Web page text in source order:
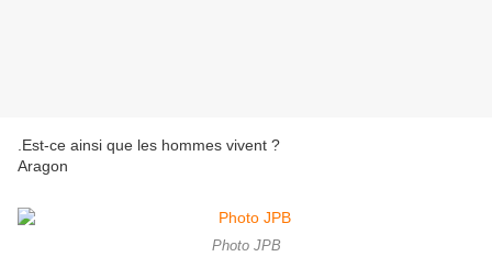
.Est-ce ainsi que les hommes vivent ?
Aragon
Photo JPB